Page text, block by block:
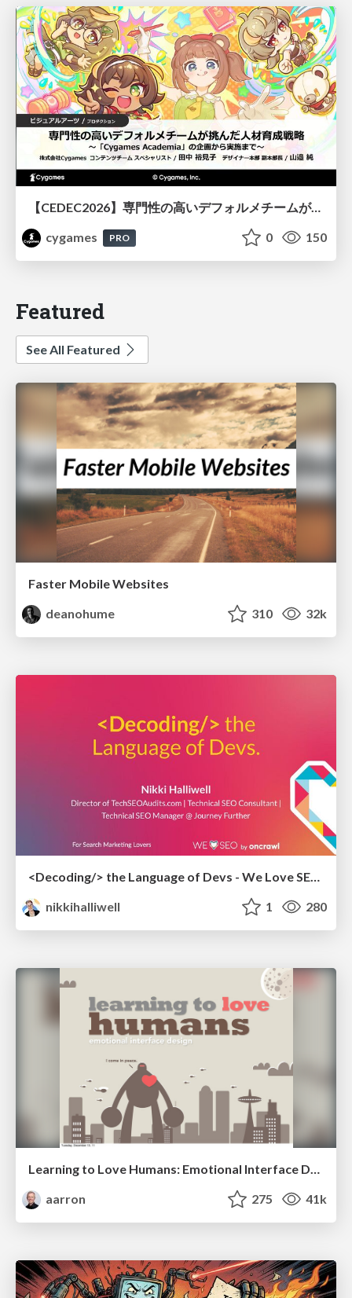
【CEDEC2026】専門性の高いデフォルメチームが挑んだ人材育成戦略 〜Cygames Academiaの企画から実施まで〜
cygames
PRO 0 150
Featured
See All Featured
Faster Mobile Websites
deanohume
310 32k
<Decoding/> the Language of Devs - We Love SEO 2024
nikkihalliwell
1 280
Learning to Love Humans: Emotional Interface Design
aarron
275 41k